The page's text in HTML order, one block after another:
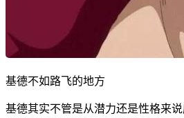
基德不如路飞的地方
基德其实不管是从潜力还是性格来